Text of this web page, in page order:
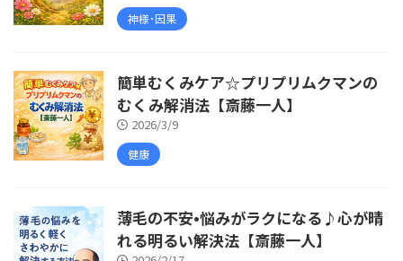
神様･因果
簡単むくみケア☆プリプリムクマンの
むくみ解消法【斎藤一人】
2026/3/9
健康
薄毛の不安•悩みがラクになる♪心が晴
れる明るい解決法【斎藤一人】